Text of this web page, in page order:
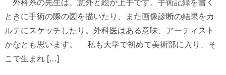
外科系の先生は、意外と絵が上手です。手術記録を書く
ときに手術の際の図を描いたり、また画像診断の結果をカ
ルテにスケッチしたり。外科医はある意味、アーティスト
かなとも思います。 私も大学で初めて美術部に入り、そ
こで生まれ […]